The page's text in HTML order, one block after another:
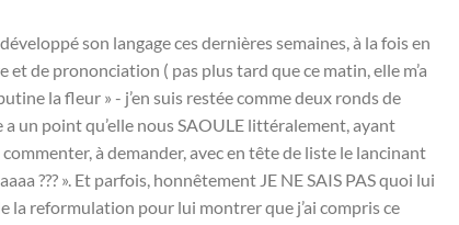
son langage ces dernières semaines, à la fois en
et de prononciation ( pas plus tard que ce matin, elle m’a
la fleur » - j’en suis restée comme deux ronds de
a un point qu’elle nous SAOULE littéralement, ayant
à demander, avec en tête de liste le lancinant
??? ». Et parfois, honnêtement JE NE SAIS PAS quoi lui
la reformulation pour lui montrer que j’ai compris ce